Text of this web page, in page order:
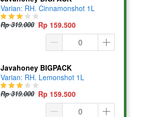
Varian: RH. Cinnamonshot 1L
Rp 319.000 Rp 159.500
Javahoney BIGPACK
Varian: RH. Lemonshot 1L
Rp 319.000 Rp 159.500